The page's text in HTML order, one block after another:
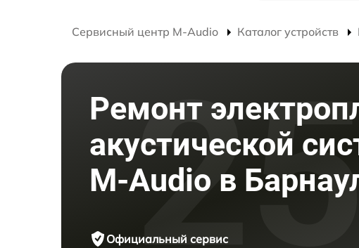
Сервисный центр M-Audio Каталог устройств
Ремонт
акустической
M-Audio в
Официальный сервис